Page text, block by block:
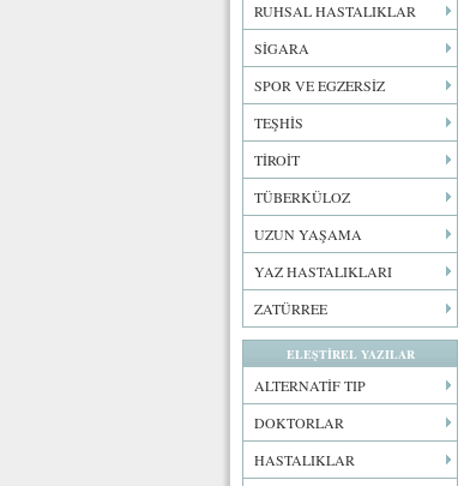
RUHSAL HASTALIKLAR
SİGARA
SPOR VE EGZERSİZ
TEŞHİS
TİROİT
TÜBERKÜLOZ
UZUN YAŞAMA
YAZ HASTALIKLARI
ZATÜRREE
ELEŞTİREL YAZILAR
ALTERNATİF TIP
DOKTORLAR
HASTALIKLAR